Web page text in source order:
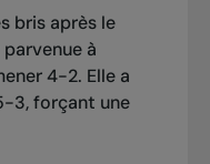
bris après le
à
4-2. Elle a
3, forçant une